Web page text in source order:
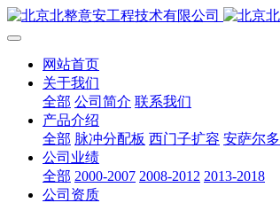
网站首页
关于我们
全部 公司简介 联系我们
产品介绍
全部 脉冲分配板 西门子扩容 安萨尔多
公司业绩
全部 2000-2007 2008-2012 2013-2018
公司资质